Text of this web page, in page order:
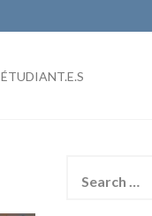
ÉTUDIANT.E.S
for: